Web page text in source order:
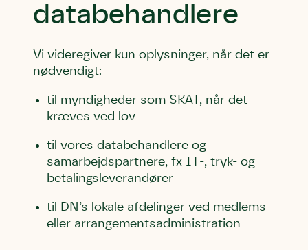
databehandlere
Vi videregiver kun oplysninger, når det er
nødvendigt:
til myndigheder som SKAT, når det
kræves ved lov
til vores databehandlere og
samarbejdspartnere, fx IT-, tryk- og
betalingsleverandører
til DN’s lokale afdelinger ved medlems-
eller arrangementsadministration